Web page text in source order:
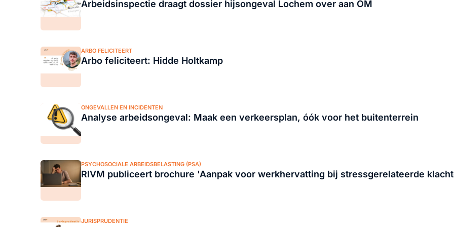
Arbeidsinspectie draagt dossier hijsongeval Lochem over aan OM
ARBO FELICITEERT
Arbo feliciteert: Hidde Holtkamp
ONGEVALLEN EN INCIDENTEN
Analyse arbeidsongeval: Maak een verkeersplan, óók voor het buitenterrein
PSYCHOSOCIALE ARBEIDSBELASTING (PSA)
RIVM publiceert brochure 'Aanpak voor werkhervatting bij stressgerelateerde
JURISPRUDENTIE